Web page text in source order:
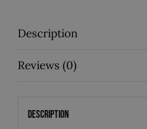
Description
Reviews (0)
Description